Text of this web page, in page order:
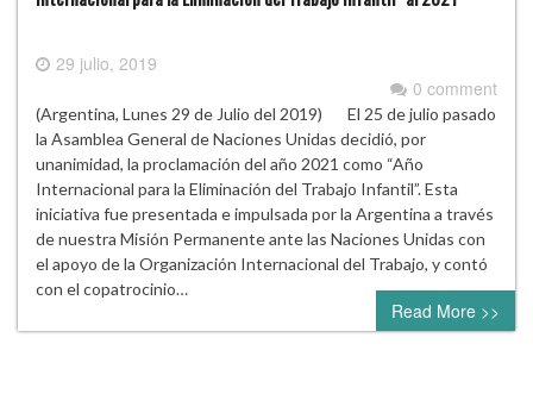
29 julio, 2019
0 comment
(Argentina, Lunes 29 de Julio del 2019) El 25 de julio pasado
la Asamblea General de Naciones Unidas decidió, por
unanimidad, la proclamación del año 2021 como “Año
Internacional para la Eliminación del Trabajo Infantil”. Esta
iniciativa fue presentada e impulsada por la Argentina a través
de nuestra Misión Permanente ante las Naciones Unidas con
el apoyo de la Organización Internacional del Trabajo, y contó
con el copatrocinio…
Read More >>